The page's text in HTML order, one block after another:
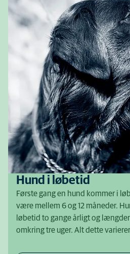
Hund i løbetid
Første gang en hund kommer i
være mellem 6 og 12 måneder.
løbetid to gange årligt og
omkring tre uger. Alt dette